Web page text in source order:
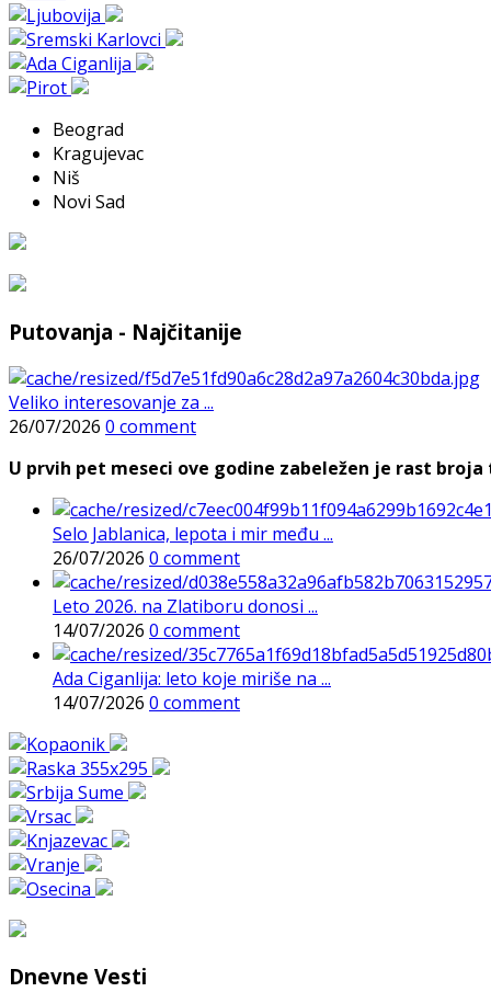
Beograd
Kragujevac
Niš
Novi Sad
Putovanja - Najčitanije
Veliko interesovanje za ...
26/07/2026 0 comment
U prvih pet meseci ove godine zabeležen je rast
Selo Jablanica, lepota i mir među ...
26/07/2026 0 comment
Leto 2026. na Zlatiboru donosi ...
14/07/2026 0 comment
Ada Ciganlija: leto koje miriše na ...
14/07/2026 0 comment
Dnevne Vesti